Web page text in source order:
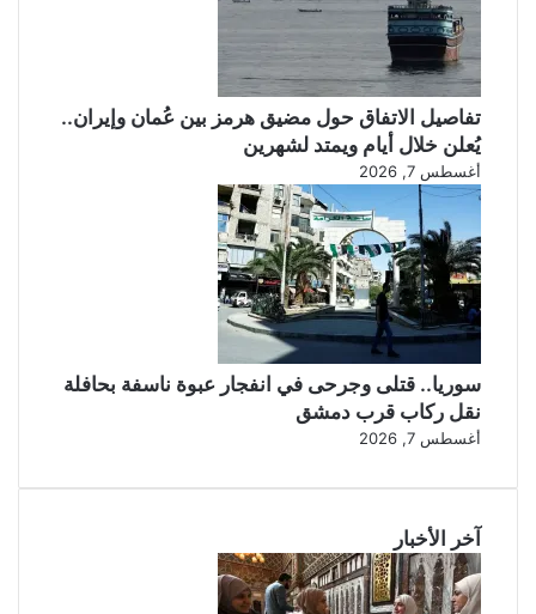
تفاصيل الاتفاق حول مضيق هرمز بين عُمان وإيران..
يُعلن خلال أيام ويمتد لشهرين
أغسطس 7, 2026
سوريا.. قتلى وجرحى في انفجار عبوة ناسفة بحافلة
نقل ركاب قرب دمشق
أغسطس 7, 2026
آخر الأخبار